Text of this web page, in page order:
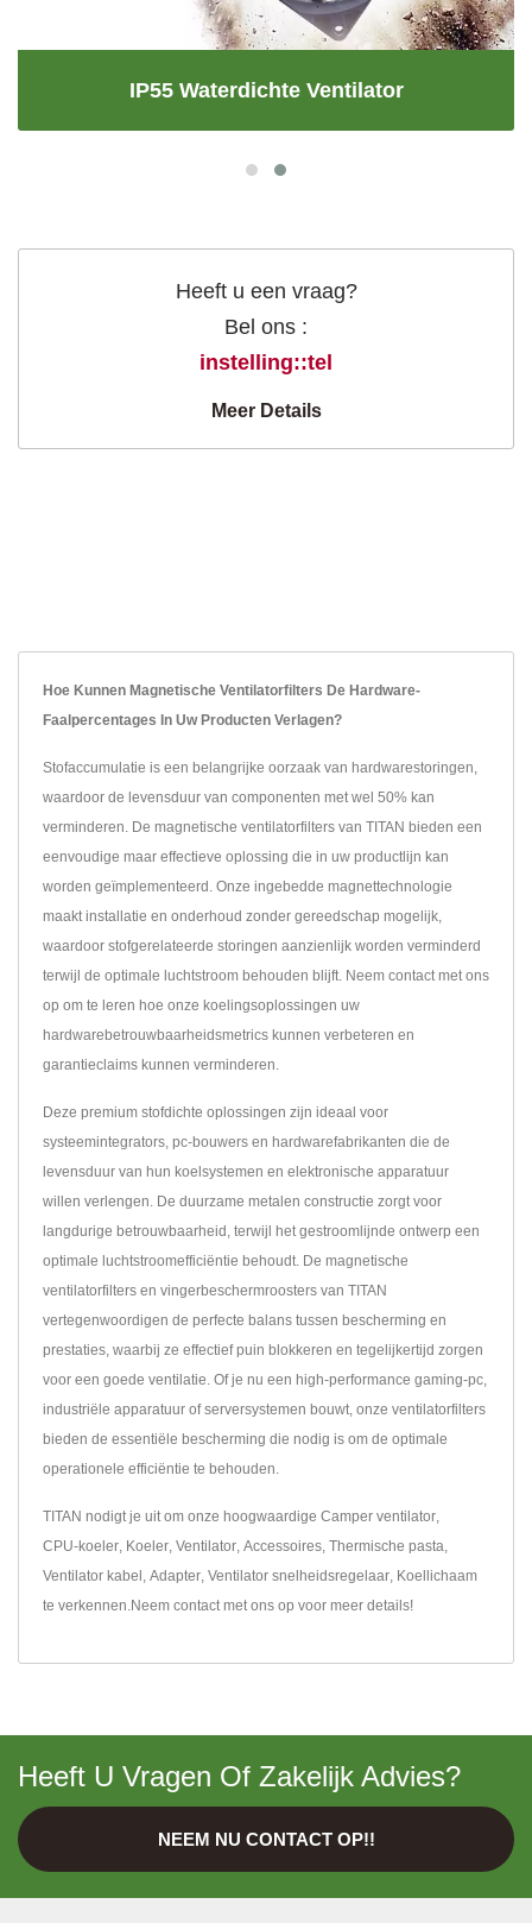
IP55 Waterdichte Ventilator
Heeft u een vraag?
Bel ons :
instelling::tel
Meer Details
Hoe Kunnen Magnetische Ventilatorfilters De Hardware-
Faalpercentages In Uw Producten Verlagen?
Stofaccumulatie is een belangrijke oorzaak van hardwarestoringen,
waardoor de levensduur van componenten met wel 50% kan
verminderen. De magnetische ventilatorfilters van TITAN bieden een
eenvoudige maar effectieve oplossing die in uw productlijn kan
worden geïmplementeerd. Onze ingebedde magnettechnologie
maakt installatie en onderhoud zonder gereedschap mogelijk,
waardoor stofgerelateerde storingen aanzienlijk worden verminderd
terwijl de optimale luchtstroom behouden blijft. Neem contact met ons
op om te leren hoe onze koelingsoplossingen uw
hardwarebetrouwbaarheidsmetrics kunnen verbeteren en
garantieclaims kunnen verminderen.
Deze premium stofdichte oplossingen zijn ideaal voor
systeemintegrators, pc-bouwers en hardwarefabrikanten die de
levensduur van hun koelsystemen en elektronische apparatuur
willen verlengen. De duurzame metalen constructie zorgt voor
langdurige betrouwbaarheid, terwijl het gestroomlijnde ontwerp een
optimale luchtstroomefficiëntie behoudt. De magnetische
ventilatorfilters en vingerbeschermroosters van TITAN
vertegenwoordigen de perfecte balans tussen bescherming en
prestaties, waarbij ze effectief puin blokkeren en tegelijkertijd zorgen
voor een goede ventilatie. Of je nu een high-performance gaming-pc,
industriële apparatuur of serversystemen bouwt, onze ventilatorfilters
bieden de essentiële bescherming die nodig is om de optimale
operationele efficiëntie te behouden.
TITAN nodigt je uit om onze hoogwaardige Camper ventilator
CPU-koeler Koeler Ventilator Accessoires Thermische pasta
Ventilator kabel Adapter Ventilator snelheidsregelaar Koellichaam
te verkennen. Neem contact met ons op voor meer details!
Heeft U Vragen Of Zakelijk Advies?
NEEM NU CONTACT OP!!